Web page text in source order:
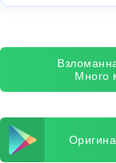
Много